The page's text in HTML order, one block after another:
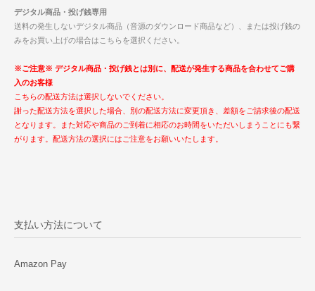
デジタル商品・投げ銭専用
送料の発生しないデジタル商品（音源のダウンロード商品など）、または投げ銭の
みをお買い上げの場合はこちらを選択ください。
※ご注意※ デジタル商品・投げ銭とは別に、配送が発生する商品を合わせてご購
入のお客様
こちらの配送方法は選択しないでください。
謝った配送方法を選択した場合、別の配送方法に変更頂き、差額をご請求後の配送
となります。また対応や商品のご到着に相応のお時間をいただいしまうことにも繋
がります。配送方法の選択にはご注意をお願いいたします。
支払い方法について
Amazon Pay